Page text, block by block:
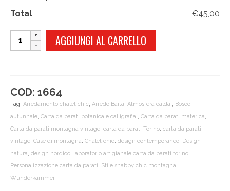
Total
€45,00
ALPEN
POP
AGGIUNGI AL CARRELLO
COD: 1664
Tag: Arredamento chalet chic, Arredo Baita, Atmosfera calda., Bosco
autunnale, Carta da parati botanica e calligrafia., Carta da parati materica,
Carta da parati montagna vintage, carta da parati Torino, carta da parati
vintage, Case di montagna, Chalet chic, design contemporaneo, Design
natura, design nordico, laboratorio artigianale carta da parati torino,
Personalizzazione carta da parati, Stile shabby chic montagna,
Wunderkammer